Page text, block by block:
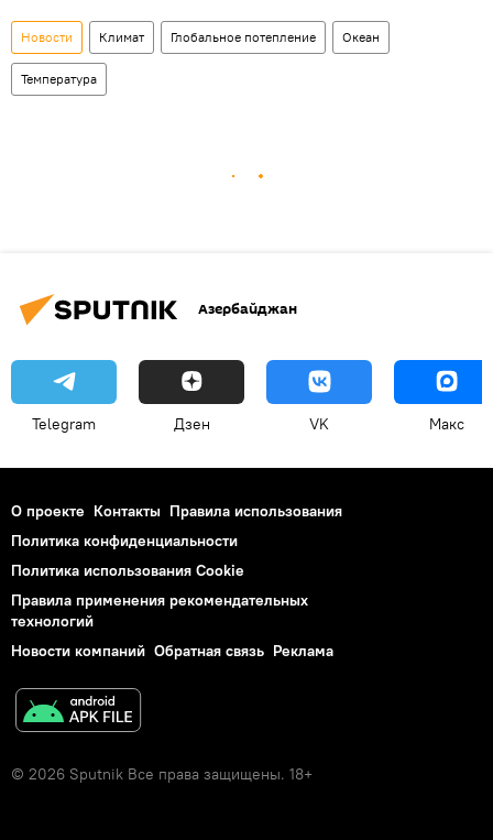
Новости Климат Глобальное потепление Океан
Температура
Азербайджан
Telegram Дзен VK Макс
О проекте Контакты Правила использования
Политика конфиденциальности
Политика использования Cookie
Правила применения рекомендательных
технологий
Новости компаний Обратная связь Реклама
© 2026 Sputnik Все права защищены. 18+